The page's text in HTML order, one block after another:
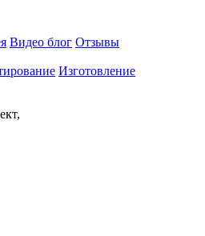
Видео блог Отзывы
Изготовление